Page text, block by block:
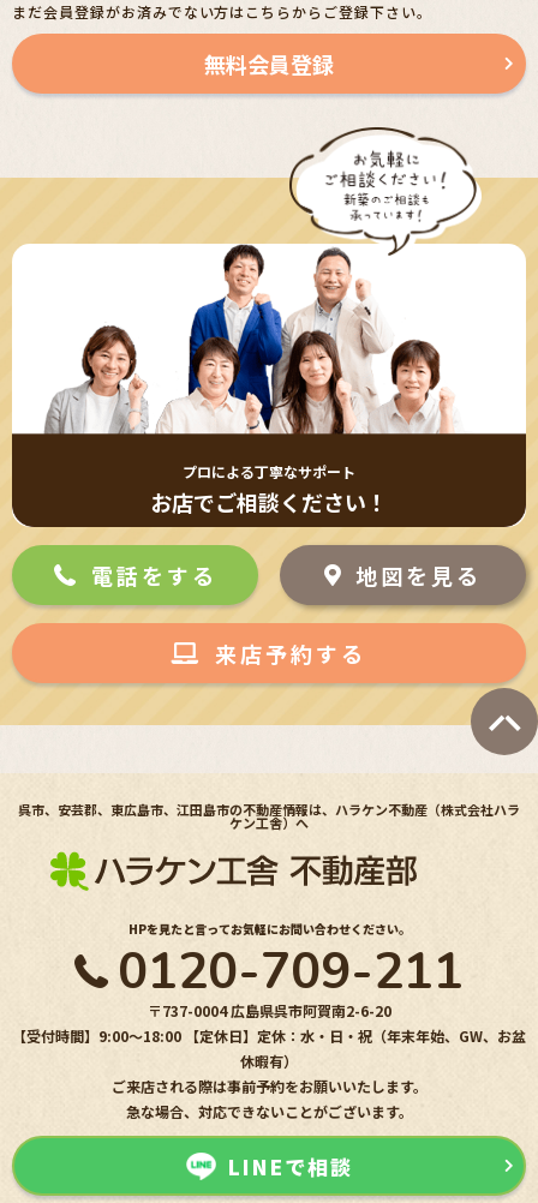
まだ会員登録がお済みでない方はこちらからご登録下さい。
無料会員登録
プロによる丁寧なサポート
お店でご相談ください！
地図を見る
電話をする
来店予約する
呉市、安芸郡、東広島市、江田島市の不動産情報は、ハラケン不動産（株式会社ハラ
ケン工舎）へ
HPを見たと言ってお気軽にお問い合わせください。
0120-709-211
〒737-0004 広島県呉市阿賀南2-6-20
【受付時間】9:00〜18:00 【定休日】定休：水・日・祝（年末年始、GW、お盆
休暇有）
ご来店される際は事前予約をお願いいたします。
急な場合、対応できないことがございます。
LINEで相談